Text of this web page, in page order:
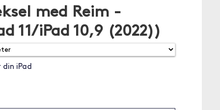
med Reim -
11/iPad 10,9 (2022))
iPad